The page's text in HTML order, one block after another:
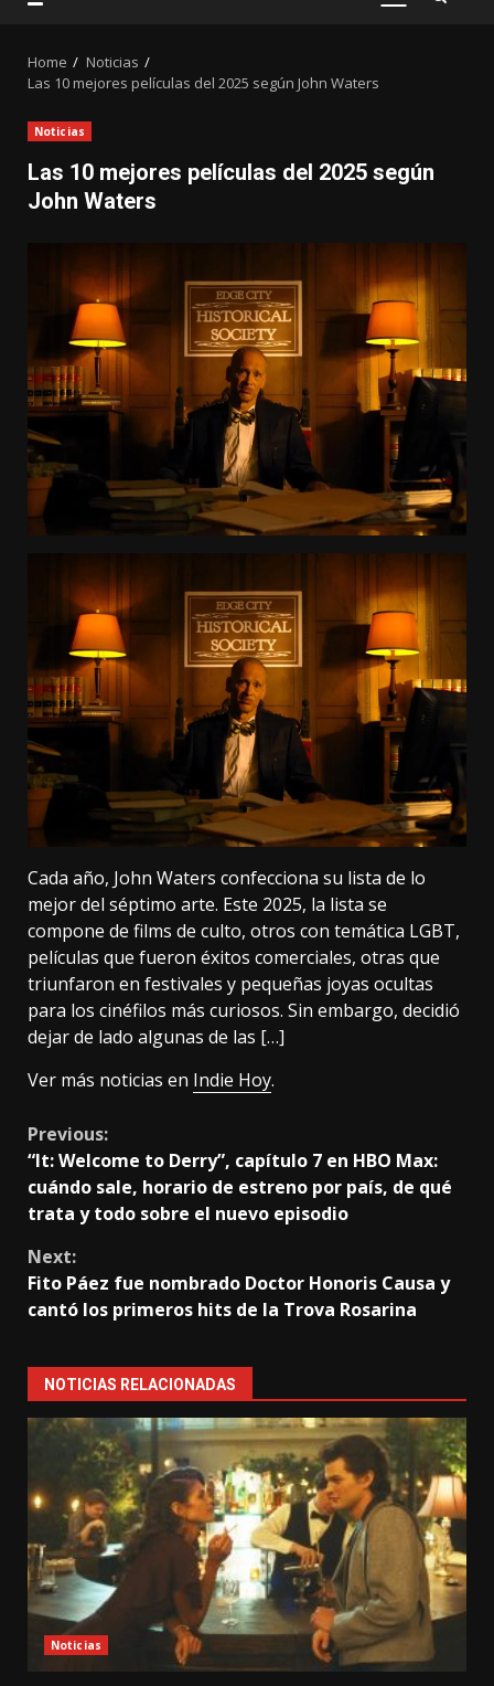
PRIMARY
Home
Noticias
Las 10 mejores películas del 2025 según John Waters
Noticias
Las 10 mejores películas del 2025 según
John Waters
Cada año, John Waters confecciona su lista de lo
mejor del séptimo arte. Este 2025, la lista se
compone de films de culto, otros con temática LGBT,
películas que fueron éxitos comerciales, otras que
triunfaron en festivales y pequeñas joyas ocultas
para los cinéfilos más curiosos. Sin embargo, decidió
dejar de lado algunas de las […]
Ver más noticias en Indie Hoy.
Continue
Reading
Previous:
“It: Welcome to Derry”, capítulo 7 en HBO Max:
cuándo sale, horario de estreno por país, de qué
trata y todo sobre el nuevo episodio
Next:
Fito Páez fue nombrado Doctor Honoris Causa y
cantó los primeros hits de la Trova Rosarina
NOTICIAS RELACIONADAS
Noticias